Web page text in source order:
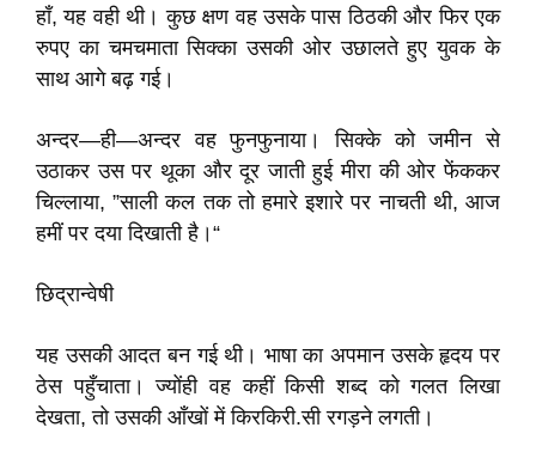
हाँ, यह वही थी। कुछ क्षण वह उसके पास ठिठकी और फिर एक
रुपए का चमचमाता सिक्का उसकी ओर उछालते हुए युवक के
साथ आगे बढ़ गई।
अन्दर—ही—अन्दर वह फुनफुनाया। सिक्के को जमीन से
उठाकर उस पर थूका और दूर जाती हुई मीरा की ओर फेंककर
चिल्लाया, ”साली कल तक तो हमारे इशारे पर नाचती थी, आज
हमीं पर दया दिखाती है।“
छिद्रान्वेषी
यह उसकी आदत बन गई थी। भाषा का अपमान उसके हृदय पर
ठेस पहुँचाता। ज्योंही वह कहीं किसी शब्द को गलत लिखा
देखता, तो उसकी आँखों में किरकिरी.सी रगड़ने लगती।